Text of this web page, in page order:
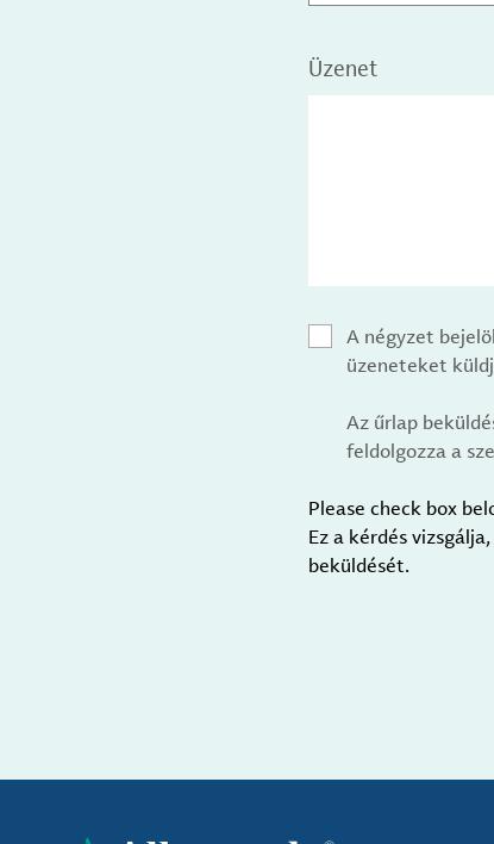
Üzenet
A négyzet
üzeneteket
Az űrlap
feldolgozza a
Please check box
Ez a kérdés
beküldését.